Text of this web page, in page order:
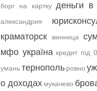
борг на картку деньги
александрия
краматорск
винница
мфо україна кредит під 0
уманьтернополь ровно
о доходах мукачево